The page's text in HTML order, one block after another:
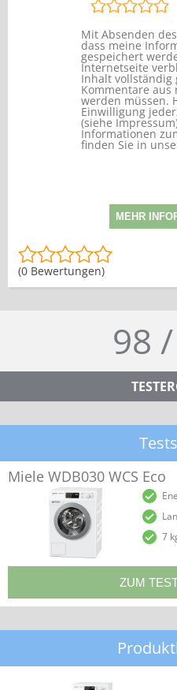
Mit Absenden
dass meine
gespeichert
Internetseite
Inhalt vollständig
Kommentare
werden müssen.
Einwilligung
(siehe
Informationen
finden Sie in
(0 Bewertungen)
98
Miele WDB030 WCS Eco
7